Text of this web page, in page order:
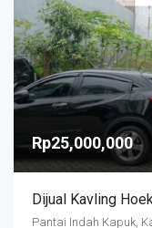
Rp25,000,000
Dijual Kavling